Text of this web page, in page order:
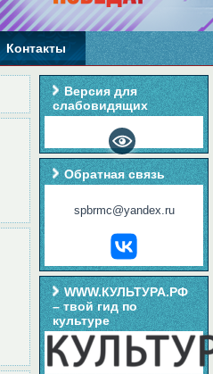
Контакты
Версия для
слабовидящих
Обратная связь
spbrmc@yandex.ru
WWW.КУЛЬТУРА.РФ
– твой гид по
культуре